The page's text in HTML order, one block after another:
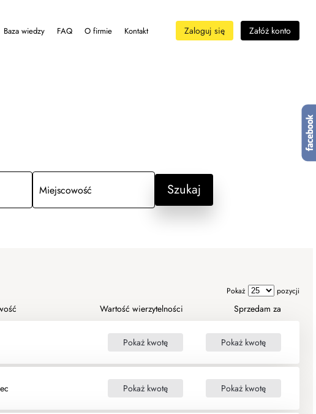
Baza wiedzy FAQ O firmie Kontakt Zaloguj się Załóż konto
Miejscowość Szukaj
Pokaż pozycji
Wartość wierzytelności Sprzedam za
Pokaż kwotę Pokaż kwotę
Pokaż kwotę Pokaż kwotę